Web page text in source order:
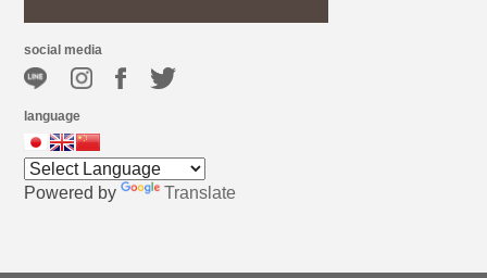
social media
language
Powered by Translate